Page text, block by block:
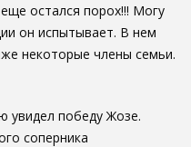
остался порох!!! Могу
он испытывает. В нем
некоторые члены семьи.
увидел победу Жозе.
соперника